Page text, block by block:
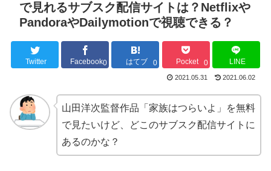
で見れるサブスク配信サイトは？Netflixや
PandoraやDailymotionで視聴できる？
Twitter Facebook0 はてブ 0 Pocket 0 LINE
2021.05.31 2021.06.02
山田洋次監督作品「家族はつらいよ」を無料
で見たいけど、どこのサブスク配信サイトに
あるのかな？